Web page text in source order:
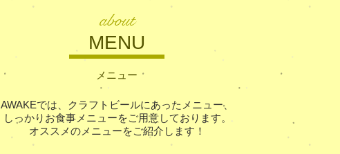
about
MENU
メニュー
AWAKEでは、クラフトビールにあったメニュー、
しっかりお食事メニューをご用意しております。
​オススメのメニューをご紹介します！